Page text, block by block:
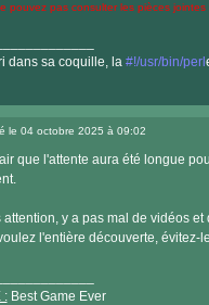
pouvez pas consulter les pièces
dans sa coquille, la #!/usr/bin/perl
Visiter
le
internet
le 04 octobre 2025 à 09:02
que l'attente aura été longue
attention, y a pas mal de vidéos
l'entière découverte, évitez-
:Best Game Ever